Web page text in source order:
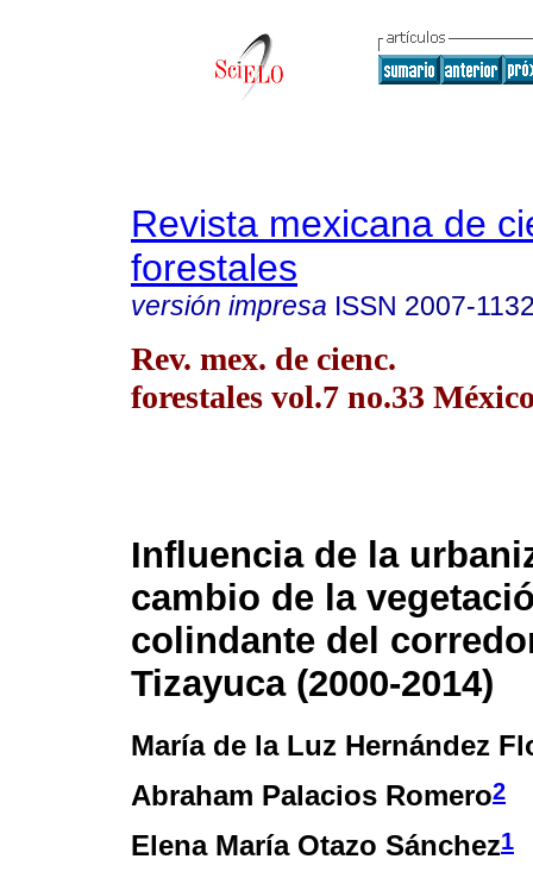
Revista mexicana de
forestales
versión impresa ISSN 2007-
Rev. mex. de cienc.
forestales vol.7 no.33
Influencia de la
cambio de la
colindante del
Tizayuca (2000-2014)
María de la Luz Hernández
Abraham Palacios Romero2
Elena María Otazo Sánchez1